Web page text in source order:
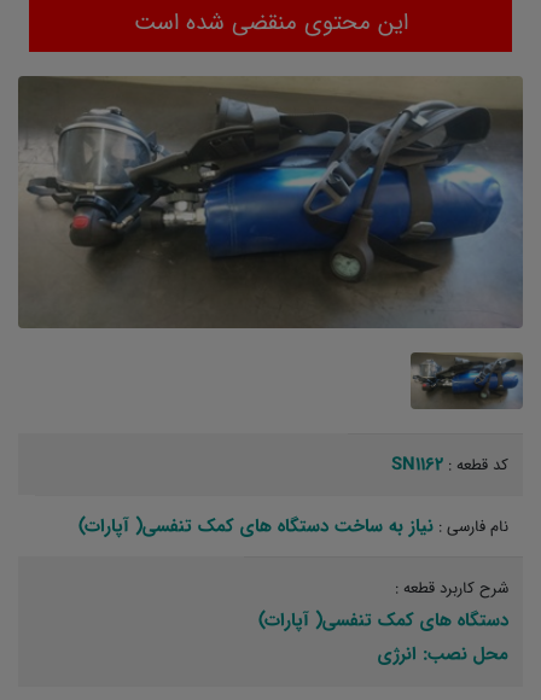
این محتوی منقضی شده است
کد قطعه : SN1162
نام فارسی : نیاز به ساخت دستگاه های کمک تنفسی( آپارات)
شرح کاربرد قطعه :
دستگاه های کمک تنفسی( آپارات)
محل نصب: انرژی